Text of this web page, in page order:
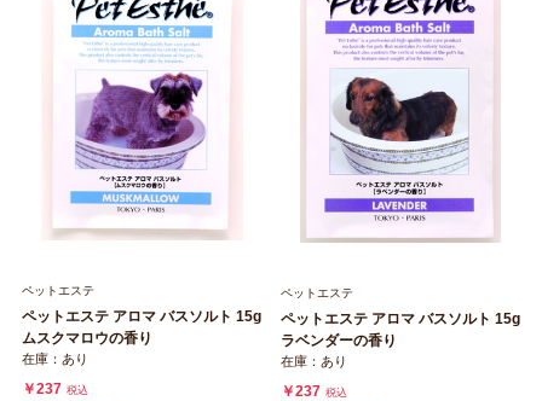
ペットエステ
ペットエステ アロマ バスソルト 15g
ムスクマロウの香り
在庫：あり
￥237 税込
ペットエステ
ペットエステ アロマ バスソルト 15g
ラベンダーの香り
在庫：あり
￥237 税込